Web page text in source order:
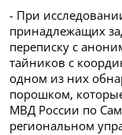
- При
принадлежащих
переписку с
тайников с
одном из них
порошком,
МВД России по
региональном